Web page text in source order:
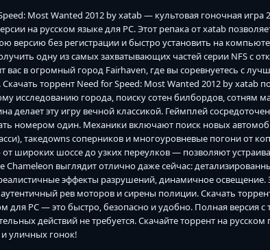
Most Wanted 2012 by xatab — культовая гоночная
на русском языке для PC. Этот репака от xatab
версию без регистрации и быстро установить на
одну из самых захватывающих частей серии NFS с
вас в огромный город Fairhaven, где вы соревнуетесь с
торрент Need for Speed: Most Wanted 2012 by xatab
исследованию города, поиску сотен билбордов, сотням
делает эту игру вечной классикой. Геймплей
номером один. Механики включают поиск новых
такедowns соперников и многоуровневые погони от
широких шоссе до узких переулков — позволяют
Chameleon выглядит отлично даже сейчас:
эффекты разрушений, динамичное
рев моторов и сирены полиции. Скачать
для PC — это быстро, безопасно и удобно. Полная версия
действий не требуется. Скачайте торрент на
и уличных гонок!